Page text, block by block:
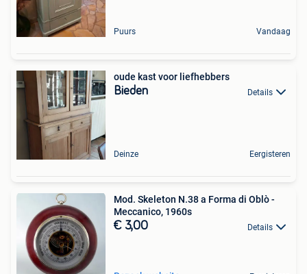
Puurs Vandaag
oude kast voor liefhebbers
Bieden Details
Deinze Eergisteren
Mod. Skeleton N.38 a Forma di Oblò -
Meccanico, 1960s
€ 3,00 Details